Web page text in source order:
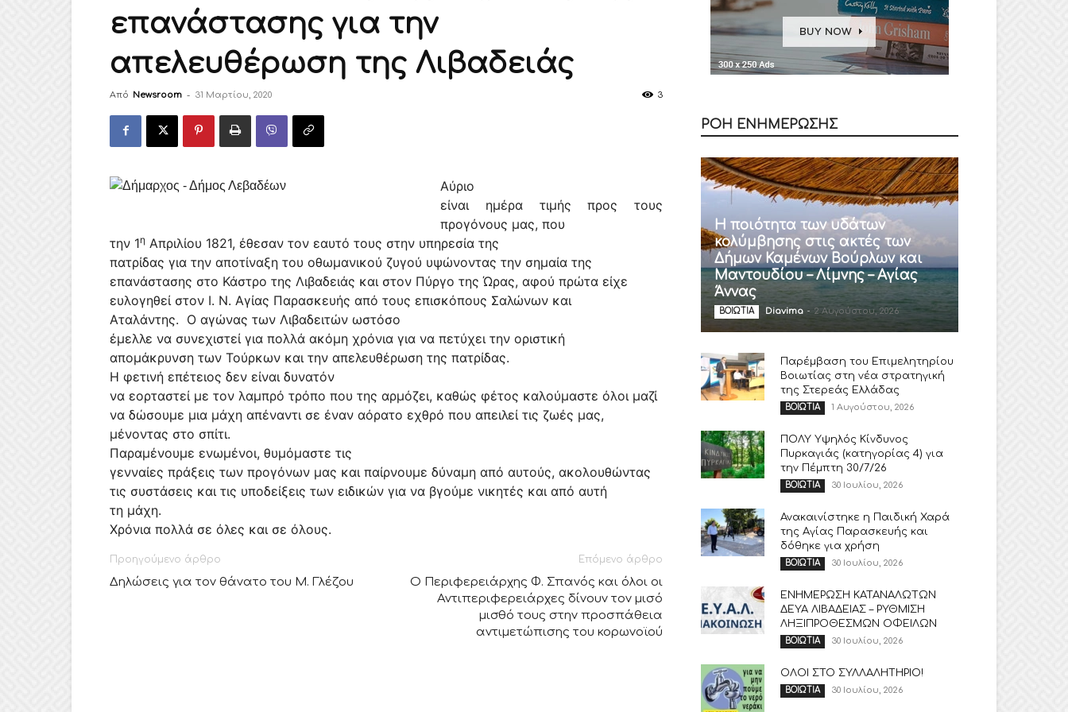
επανάστασης για την
απελευθέρωση της Λιβαδειάς
Από Newsroom - 31 Μαρτίου, 2020 3
Αύριο
είναι ημέρα τιμής προς τους
προγόνους μας, που
την 1η Απριλίου 1821, έθεσαν τον εαυτό τους στην υπηρεσία της
πατρίδας για την αποτίναξη του οθωμανικού ζυγού υψώνοντας την σημαία της
επανάστασης στο Κάστρο της Λιβαδειάς και στον Πύργο της Ώρας, αφού πρώτα είχε
ευλογηθεί στον Ι. Ν. Αγίας Παρασκευής από τους επισκόπους Σαλώνων και
Αταλάντης. Ο αγώνας των Λιβαδειτών ωστόσο
έμελλε να συνεχιστεί για πολλά ακόμη χρόνια για να πετύχει την οριστική
απομάκρυνση των Τούρκων και την απελευθέρωση της πατρίδας.
Η φετινή επέτειος δεν είναι δυνατόν
να εορταστεί με τον λαμπρό τρόπο που της αρμόζει, καθώς φέτος καλούμαστε όλοι μαζί
να δώσουμε μια μάχη απέναντι σε έναν αόρατο εχθρό που απειλεί τις ζωές μας,
μένοντας στο σπίτι.
Παραμένουμε ενωμένοι, θυμόμαστε τις
γενναίες πράξεις των προγόνων μας και παίρνουμε δύναμη από αυτούς, ακολουθώντας
τις συστάσεις και τις υποδείξεις των ειδικών για να βγούμε νικητές και από αυτή
τη μάχη.
Χρόνια πολλά σε όλες και σε όλους.
Προηγούμενο άρθρο
Δηλώσεις για τον θάνατο του Μ. Γλέζου
Επόμενο άρθρο
Ο Περιφερειάρχης Φ. Σπανός και όλοι οι
Αντιπεριφερειάρχες δίνουν τον μισό
μισθό τους στην προσπάθεια
αντιμετώπισης του κορωνοϊού
ΡΟΗ ΕΝΗΜΕΡΩΣΗΣ
Η ποιότητα των υδάτων
κολύμβησης στις ακτές των
Δήμων Καμένων Βούρλων και
Μαντουδίου – Λίμνης – Αγίας
Άννας
ΒΟΙΩΤΙΑ Diavima - 2 Αυγούστου, 2026
Παρέμβαση του Επιμελητηρίου
Βοιωτίας στη νέα στρατηγική
της Στερεάς Ελλάδας
ΒΟΙΩΤΙΑ 1 Αυγούστου, 2026
ΠΟΛΥ Υψηλός Κίνδυνος
Πυρκαγιάς (κατηγορίας 4) για
την Πέμπτη 30/7/26
ΒΟΙΩΤΙΑ 30 Ιουλίου, 2026
Ανακαινίστηκε η Παιδική Χαρά
της Αγίας Παρασκευής και
δόθηκε για χρήση
ΒΟΙΩΤΙΑ 30 Ιουλίου, 2026
ΕΝΗΜΕΡΩΣΗ ΚΑΤΑΝΑΛΩΤΩΝ
ΔΕΥΑ ΛΙΒΑΔΕΙΑΣ – ΡΥΘΜΙΣΗ
ΛΗΞΙΠΡΟΘΕΣΜΩΝ ΟΦΕΙΛΩΝ
ΒΟΙΩΤΙΑ 30 Ιουλίου, 2026
ΟΛΟΙ ΣΤΟ ΣΥΛΛΑΛΗΤΗΡΙΟ!
ΒΟΙΩΤΙΑ 30 Ιουλίου, 2026